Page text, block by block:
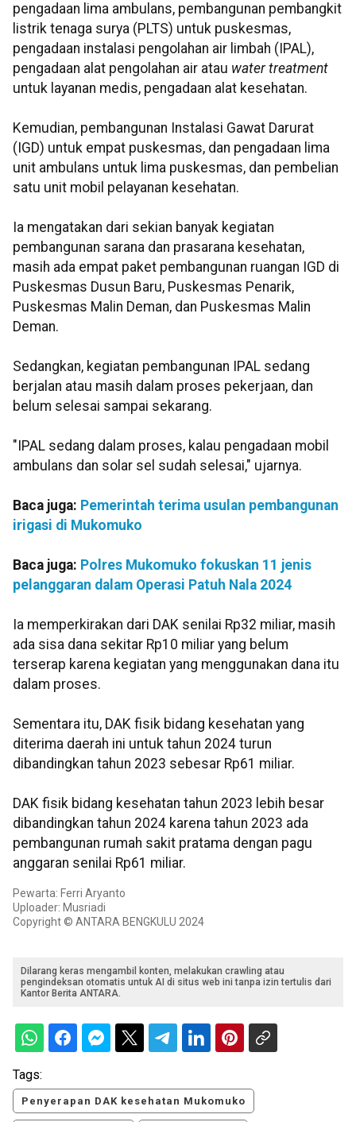
pengadaan lima ambulans, pembangunan pembangkit
listrik tenaga surya (PLTS) untuk puskesmas,
pengadaan instalasi pengolahan air limbah (IPAL),
pengadaan alat pengolahan air atau water treatment
untuk layanan medis, pengadaan alat kesehatan.
Kemudian, pembangunan Instalasi Gawat Darurat
(IGD) untuk empat puskesmas, dan pengadaan lima
unit ambulans untuk lima puskesmas, dan pembelian
satu unit mobil pelayanan kesehatan.
Ia mengatakan dari sekian banyak kegiatan
pembangunan sarana dan prasarana kesehatan,
masih ada empat paket pembangunan ruangan IGD di
Puskesmas Dusun Baru, Puskesmas Penarik,
Puskesmas Malin Deman, dan Puskesmas Malin
Deman.
Sedangkan, kegiatan pembangunan IPAL sedang
berjalan atau masih dalam proses pekerjaan, dan
belum selesai sampai sekarang.
"IPAL sedang dalam proses, kalau pengadaan mobil
ambulans dan solar sel sudah selesai," ujarnya.
Baca juga: Pemerintah terima usulan pembangunan
irigasi di Mukomuko
Baca juga: Polres Mukomuko fokuskan 11 jenis
pelanggaran dalam Operasi Patuh Nala 2024
Ia memperkirakan dari DAK senilai Rp32 miliar, masih
ada sisa dana sekitar Rp10 miliar yang belum
terserap karena kegiatan yang menggunakan dana itu
dalam proses.
Sementara itu, DAK fisik bidang kesehatan yang
diterima daerah ini untuk tahun 2024 turun
dibandingkan tahun 2023 sebesar Rp61 miliar.
DAK fisik bidang kesehatan tahun 2023 lebih besar
dibandingkan tahun 2024 karena tahun 2023 ada
pembangunan rumah sakit pratama dengan pagu
anggaran senilai Rp61 miliar.
Pewarta: Ferri Aryanto
Uploader: Musriadi
Copyright © ANTARA BENGKULU 2024
Dilarang keras mengambil konten, melakukan crawling atau
pengindeksan otomatis untuk AI di situs web ini tanpa izin tertulis dari
Kantor Berita ANTARA.
Tags:
Penyerapan DAK kesehatan Mukomuko